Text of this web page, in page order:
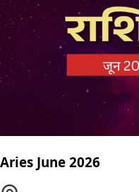
Aries June 2026